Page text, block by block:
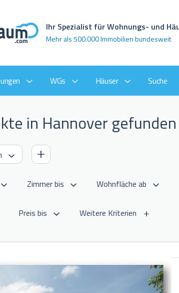
Ihr Spezialist für Wohnungs- und
Mehr als 500.000 Immobilien bundesweit
WGs Häuser Suche
in Hannover gefunden
Weitere Kriterien